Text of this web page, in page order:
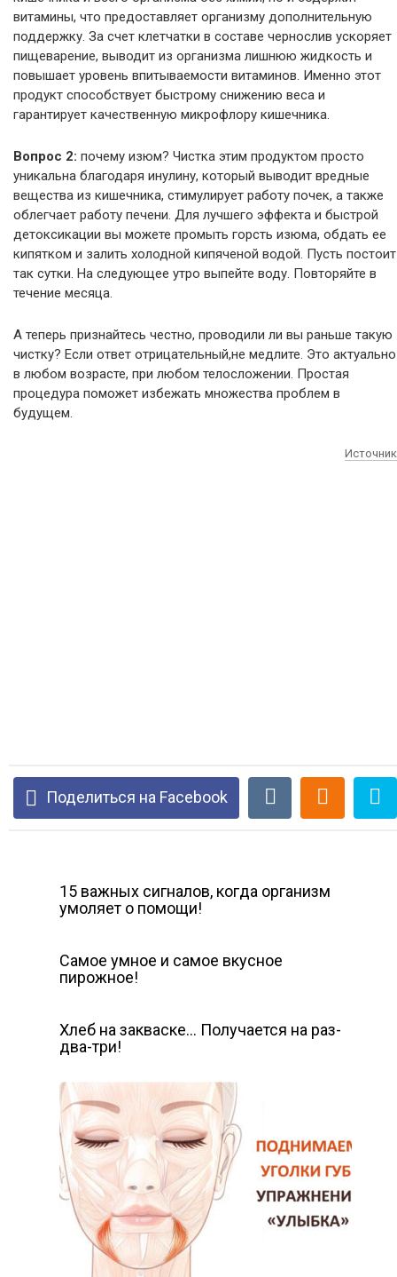
витамины, что предоставляет организму дополнительную
поддержку. За счет клетчатки в составе чернослив ускоряет
пищеварение, выводит из организма лишнюю жидкость и
повышает уровень впитываемости витаминов. Именно этот
продукт способствует быстрому снижению веса и
гарантирует качественную микрофлору кишечника.
Вопрос 2: почему изюм? Чистка этим продуктом просто
уникальна благодаря инулину, который выводит вредные
вещества из кишечника, стимулирует работу почек, а также
облегчает работу печени. Для лучшего эффекта и быстрой
детоксикации вы можете промыть горсть изюма, обдать ее
кипятком и залить холодной кипяченой водой. Пусть постоит
так сутки. На следующее утро выпейте воду. Повторяйте в
течение месяца.
А теперь признайтесь честно, проводили ли вы раньше такую
чистку? Если ответ отрицательный,не медлите. Это актуально
в любом возрасте, при любом телосложении. Простая
процедура поможет избежать множества проблем в
будущем.
Источник
Поделиться на Facebook
15 важных сигналов, когда организм
умоляет о помощи!
Самое умное и самое вкусное
пирожное!
Хлеб на закваске… Получается на раз-
два-три!